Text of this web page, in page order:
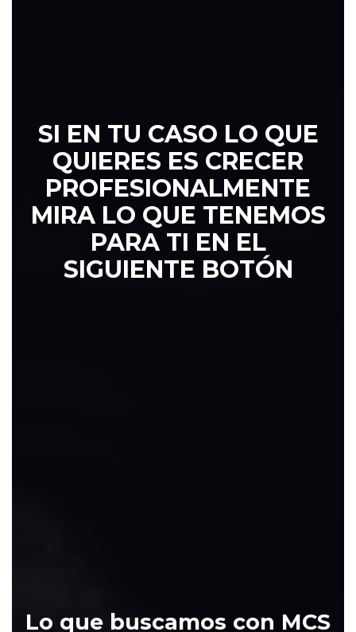
SI EN TU CASO LO QUE
QUIERES ES CRECER
PROFESIONALMENTE
MIRA LO QUE TENEMOS
PARA TI EN EL
SIGUIENTE BOTÓN
Lo que buscamos con MCS